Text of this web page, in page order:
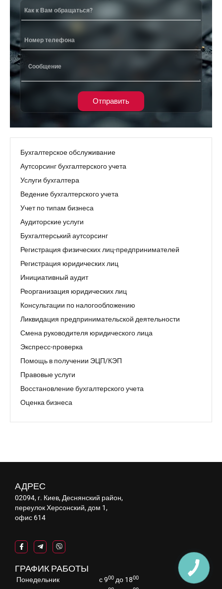
Отправить
Бухгалтерское обслуживание
Аутсорсинг бухгалтерского учета
Услуги бухгалтера
Ведение бухгалтерского учета
Учет по типам бизнеса
Аудиторские услуги
Бухгалтерський аутсорсинг
Регистрация физических лиц-предпринимателей
Регистрация юридических лиц
Инициативный аудит
Реорганизация юридических лиц
Консультации по налогообложению
Ликвидация предпринимательской деятельности
Смена руководителя юридического лица
Экспресс-проверка
Помощь в получении ЭЦП/КЭП
Правовые услуги
Восстановление бухгалтерского учета
Оценка бизнеса
АДРЕС
02094, г. Киев, Деснянский район,
переулок Херсонский, дом 1,
офис 614
ГРАФИК РАБОТЫ
Понедельник с 900 до 1800